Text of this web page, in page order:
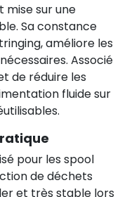
mise sur une
Sa constance
améliore les
Associé
de réduire les
fluide sur
pour les spool
de déchets
et très stable lors